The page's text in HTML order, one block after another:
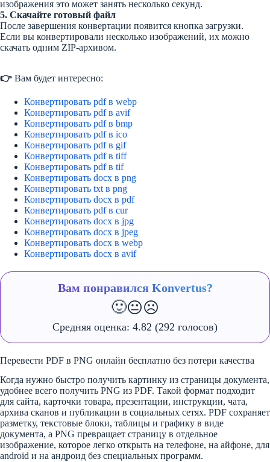
изображения это может занять несколько секунд.
5. Скачайте готовый файл
После завершения конвертации появится кнопка загрузки.
Если вы конвертировали несколько изображений, их можно
скачать одним ZIP-архивом.
👉 Вам будет интересно:
Конвертировать pdf в webp
Конвертировать pdf в avif
Конвертировать pdf в bmp
Конвертировать pdf в ico
Конвертировать pdf в gif
Конвертировать pdf в tiff
Конвертировать pdf в tif
Конвертировать docx в png
Конвертировать txt в png
Конвертировать docx в pdf
Конвертировать pdf в cur
Конвертировать docx в jpg
Конвертировать docx в jpeg
Конвертировать docx в webp
Конвертировать docx в avif
Вам понравился Konvertus?
🙂😐☹️
Средняя оценка: 4.82 (292 голосов)
Перевести PDF в PNG онлайн бесплатно без потери качества
Когда нужно быстро получить картинку из страницы документа,
удобнее всего получить PNG из PDF. Такой формат подходит
для сайта, карточки товара, презентации, инструкции, чата,
архива сканов и публикации в социальных сетях. PDF сохраняет
разметку, текстовые блоки, таблицы и графику в виде
документа, а PNG превращает страницу в отдельное
изображение, которое легко открыть на телефоне, на айфоне, для
android и на андроид без специальных программ.